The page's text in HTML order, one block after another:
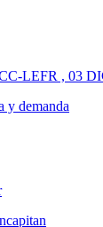
LEFR , 03
y demanda